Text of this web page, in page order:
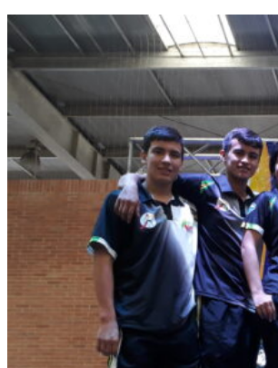
Páramo
de
nuevo
con
el
ORO
en
Karate
Do